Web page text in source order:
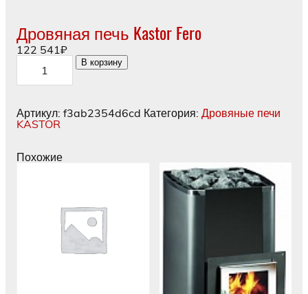
Дровяная печь Kastor Fero
122 541 ₽
Количество
товара
Дровяная
Fero
В корзину
Артикул: f3ab2354d6cd Категория: Дровяные печи
KASTOR
Похожие